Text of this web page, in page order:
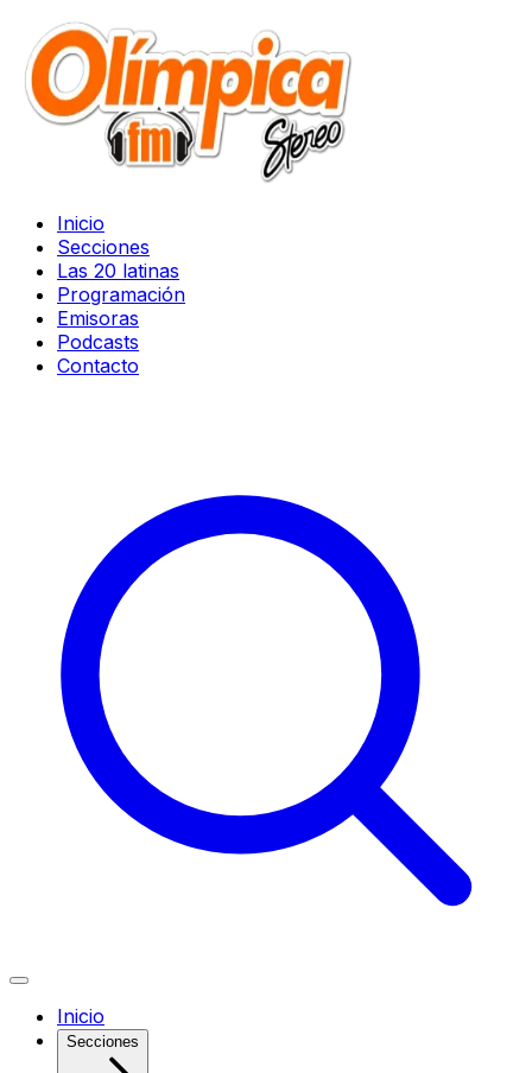
Inicio
Secciones
Las 20 latinas
Programación
Emisoras
Podcasts
Contacto
Inicio
Secciones